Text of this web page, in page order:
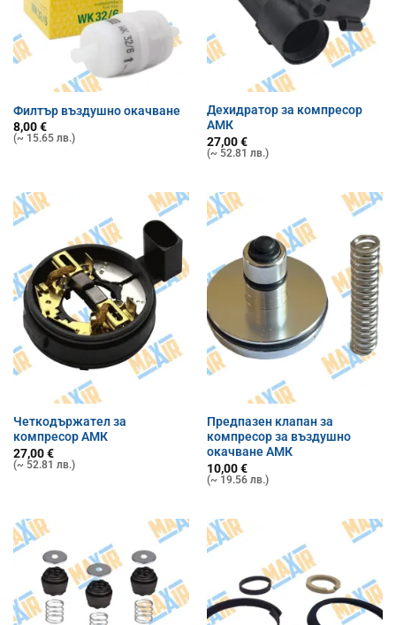
Филтър въздушно окачване
8,00€
(~ 15.65 лв.)
Дехидратор за компресор
АМК
27,00€
(~ 52.81 лв.)
Четкодържател за
компресор АМК
27,00€
(~ 52.81 лв.)
Предпазен клапан за
компресор за въздушно
окачване АМК
10,00€
(~ 19.56 лв.)